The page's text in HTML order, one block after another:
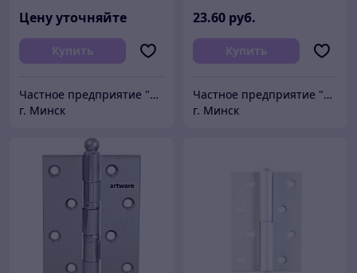
Цену уточняйте
Купить
Частное предприятие "Сибалок"
г. Минск
23.60 руб.
Купить
Частное предприятие "Сибалок"
г. Минск